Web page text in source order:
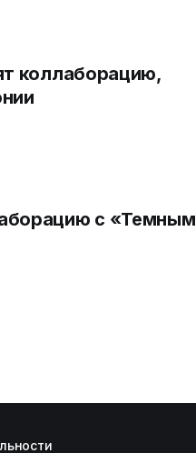
коллаборацию,
с «Темным